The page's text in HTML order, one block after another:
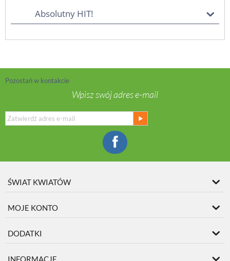
Absolutny HIT!
Pozostań w kontakcie
Wpisz swój adres e-mail
ŚWIAT KWIATÓW
MOJE KONTO
DODATKI
INFORMACJE